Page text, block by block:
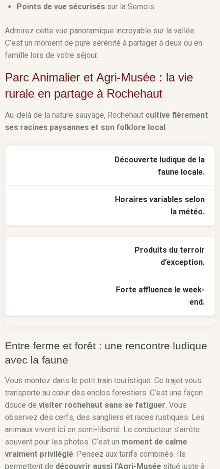
Points de vue sécurisés sur la Semois
Admirez cette vue panoramique incroyable sur la vallée.
C’est un moment de pure sérénité à partager à deux ou en
famille lors de votre séjour.
Parc Animalier et Agri-Musée : la vie
rurale en partage à Rochehaut
Au-delà de la nature sauvage, Rochehaut cultive fièrement
ses racines paysannes et son folklore local .
Découverte ludique de la
faune locale.
Horaires variables selon
la météo.
Produits du terroir
d’exception.
Forte affluence le week-
end.
Entre ferme et forêt : une rencontre ludique
avec la faune
Vous montez dans le petit train touristique. Ce trajet vous
transporte au cœur des enclos forestiers. C’est une façon
douce de visiter rochehaut sans se fatiguer. Vous
observez des cerfs, des sangliers et races rustiques. Les
animaux vivent ici en semi-liberté. Le conducteur s’arrête
souvent pour les photos. C’est un moment de calme
vraiment privilégié. Pensez aux tarifs combinés. Ils
permettent de découvrir aussi l’Agri-Musée situé juste à